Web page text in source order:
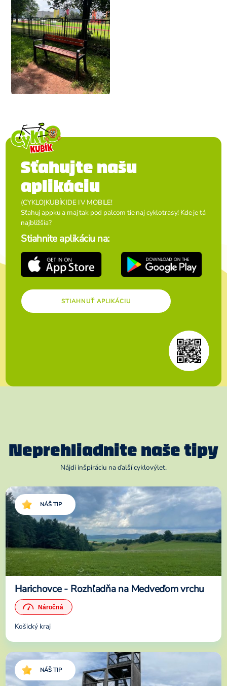
Sťahujte našu
aplikáciu
(CYKLO)KUBÍK IDE I V MOBILE!
Sťahuj appku a maj tak pod palcom tie naj cyklotrasy! Kde je tá
najbližšia?
Stiahnite aplikáciu na:
STIAHNUŤ APLIKÁCIU
Neprehliadnite naše tipy
Nájdi inšpiráciu na ďalší cyklovýlet.
NÁŠ TIP
Harichovce - Rozhľadňa na Medveďom vrchu
Košický kraj
NÁŠ TIP